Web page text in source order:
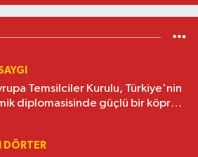
Temsilciler Kurulu, Türkiye'nin
diplomasisinde güçlü bir köprü
DÖRTER